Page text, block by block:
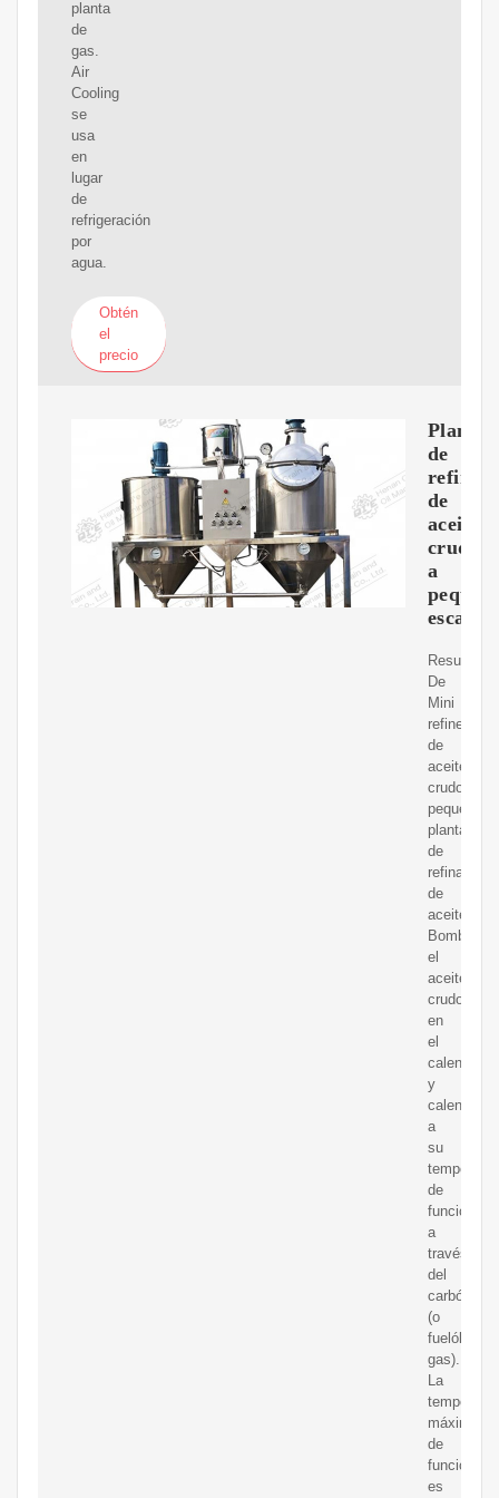
planta
de
gas.
Air
Cooling
se
usa
en
lugar
de
refrigeración
por
agua.
Obtén
el
precio
Planta
de
de
aceite
crudo
a
escala
Resumen
De
Mini
refinería
de
aceite
crudo
pequeña
planta
de
refinación
de
aceite.
Bombear
el
aceite
crudo
en
el
calentador
y
calentarlo
a
su
de
a
través
del
carbón
(o
fuelóleo,
gas).
La
máxima
de
es